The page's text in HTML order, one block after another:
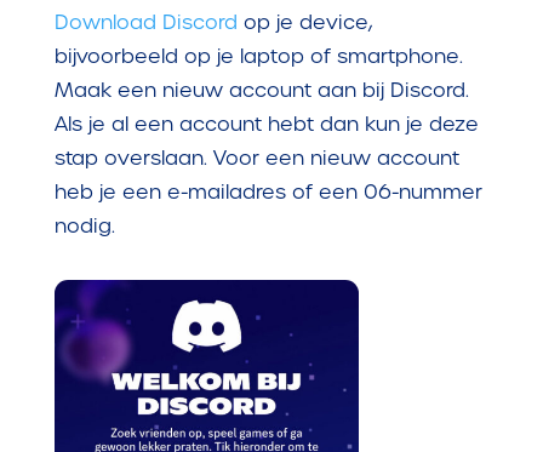
Download Discord op je device,
bijvoorbeeld op je laptop of smartphone.
Maak een nieuw account aan bij Discord.
Als je al een account hebt dan kun je deze
stap overslaan. Voor een nieuw account
heb je een e-mailadres of een 06-nummer
nodig.